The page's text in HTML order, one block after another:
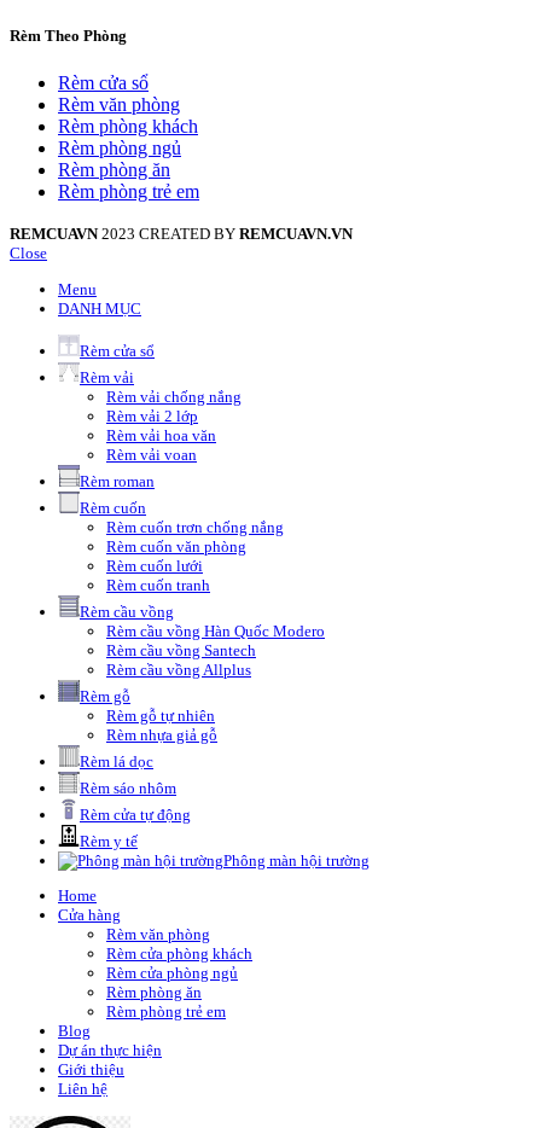
Rèm Theo Phòng
Rèm cửa sổ
Rèm văn phòng
Rèm phòng khách
Rèm phòng ngủ
Rèm phòng ăn
Rèm phòng trẻ em
REMCUAVN 2023 CREATED BY REMCUAVN.VN
Close
Menu
DANH MỤC
Rèm cửa sổ
Rèm vải
Rèm vải chống nắng
Rèm vải 2 lớp
Rèm vải hoa văn
Rèm vải voan
Rèm roman
Rèm cuốn
Rèm cuốn trơn chống nắng
Rèm cuốn văn phòng
Rèm cuốn lưới
Rèm cuốn tranh
Rèm cầu vồng
Rèm cầu vồng Hàn Quốc Modero
Rèm cầu vồng Santech
Rèm cầu vồng Allplus
Rèm gỗ
Rèm gỗ tự nhiên
Rèm nhựa giả gỗ
Rèm lá dọc
Rèm sáo nhôm
Rèm cửa tự động
Rèm y tế
Phông màn hội trường
Home
Cửa hàng
Rèm văn phòng
Rèm cửa phòng khách
Rèm cửa phòng ngủ
Rèm phòng ăn
Rèm phòng trẻ em
Blog
Dự án thực hiện
Giới thiệu
Liên hệ